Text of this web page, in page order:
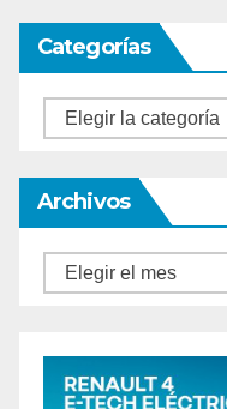
Categorías
Categorías
Archivos
Archivos